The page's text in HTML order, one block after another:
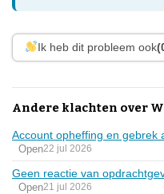
Ik heb dit probleem ook
Andere klachten over
Account opheffing en gebrek
Open22 jul 2026
Geen reactie van
Open21 jul 2026